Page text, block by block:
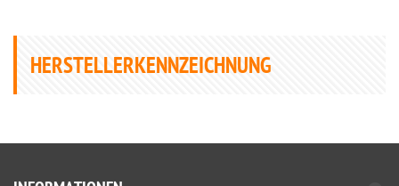
HERSTELLERKENNZEICHNUNG